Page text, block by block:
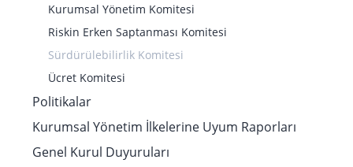
Kurumsal Yönetim Komitesi
Riskin Erken Saptanması Komitesi
Sürdürülebilirlik Komitesi
Ücret Komitesi
Politikalar
Kurumsal Yönetim İlkelerine Uyum Raporları
Genel Kurul Duyuruları